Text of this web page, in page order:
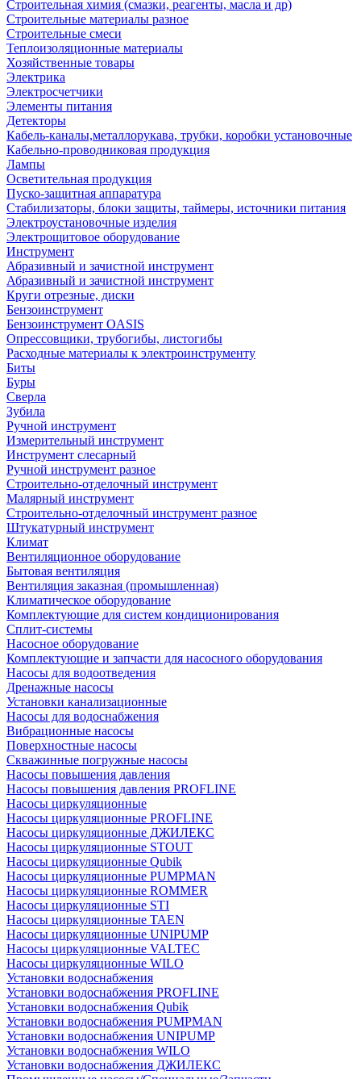
Строительная химия (смазки, реагенты, масла и др)
Строительные материалы разное
Строительные смеси
Теплоизоляционные материалы
Хозяйственные товары
Электрика
Электросчетчики
Элементы питания
Детекторы
Кабель-каналы,металлорукава, трубки, коробки установочные
Кабельно-проводниковая продукция
Лампы
Осветительная продукция
Пуско-защитная аппаратура
Стабилизаторы, блоки защиты, таймеры, источники питания
Электроустановочные изделия
Электрощитовое оборудование
Инструмент
Абразивный и зачистной инструмент
Абразивный и зачистной инструмент
Круги отрезные, диски
Бензоинструмент
Бензоинструмент OASIS
Опрессовщики, трубогибы, листогибы
Расходные материалы к электроинструменту
Биты
Буры
Сверла
Зубила
Ручной инструмент
Измерительный инструмент
Инструмент слесарный
Ручной инструмент разное
Строительно-отделочный инструмент
Малярный инструмент
Строительно-отделочный инструмент разное
Штукатурный инструмент
Климат
Вентиляционное оборудование
Бытовая вентиляция
Вентиляция заказная (промышленная)
Климатическое оборудование
Комплектующие для систем кондиционирования
Сплит-системы
Насосное оборудование
Комплектующие и запчасти для насосного оборудования
Насосы для водоотведения
Дренажные насосы
Установки канализационные
Насосы для водоснабжения
Вибрационные насосы
Поверхностные насосы
Скважинные погружные насосы
Насосы повышения давления
Насосы повышения давления PROFLINE
Насосы циркуляционные
Насосы циркуляционные PROFLINE
Насосы циркуляционные ДЖИЛЕКС
Насосы циркуляционные STOUT
Насосы циркуляционные Qubik
Насосы циркуляционные PUMPMAN
Насосы циркуляционные ROMMER
Насосы циркуляционные STI
Насосы циркуляционные TAEN
Насосы циркуляционные UNIPUMP
Насосы циркуляционные VALTEC
Насосы циркуляционные WILO
Установки водоснабжения
Установки водоснабжения PROFLINE
Установки водоснабжения Qubik
Установки водоснабжения PUMPMAN
Установки водоснабжения UNIPUMP
Установки водоснабжения WILO
Установки водоснабжения ДЖИЛЕКС